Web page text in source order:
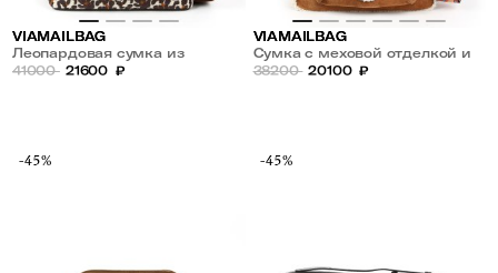
VIAMAILBAG
Леопардовая сумка из
текстиля
41000 21600 ₽
VIAMAILBAG
Сумка с меховой отделкой и
жаккардовым плечевым
38200 20100 ₽
-45% -45%